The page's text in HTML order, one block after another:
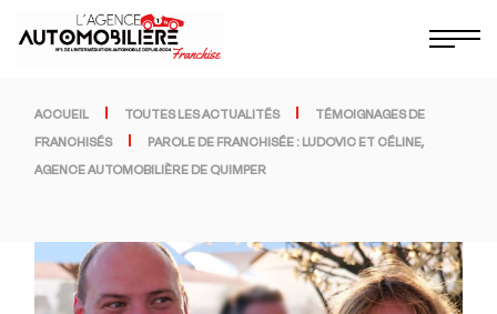
ACCUEIL TOUTES LES ACTUALITÉS
TÉMOIGNAGES DE
FRANCHISÉS
PAROLE DE FRANCHISÉE : LUDOVIC ET CÉLINE,
AGENCE AUTOMOBILIÈRE DE QUIMPER